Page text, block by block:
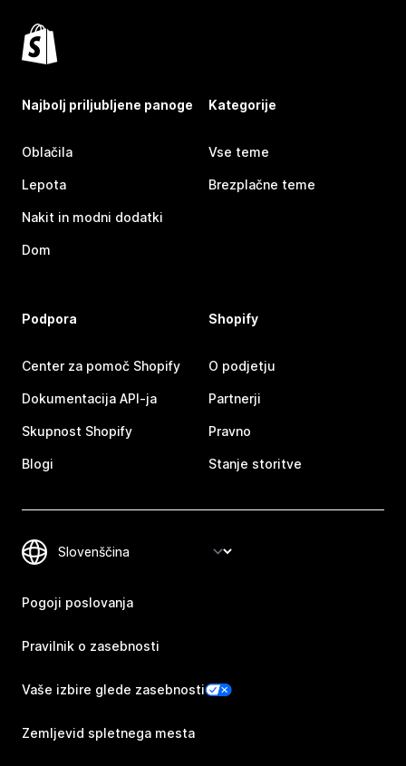
Najbolj priljubljene panoge
Oblačila
Lepota
Nakit in modni dodatki
Dom
Kategorije
Vse teme
Brezplačne teme
Podpora
Center za pomoč Shopify
Dokumentacija API-ja
Skupnost Shopify
Blogi
Shopify
O podjetju
Partnerji
Pravno
Stanje storitve
Pogoji poslovanja
Pravilnik o zasebnosti
Vaše izbire glede zasebnosti
Zemljevid spletnega mesta